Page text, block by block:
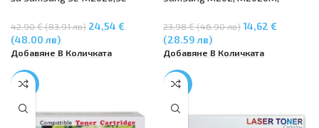
M2022, SL-M2022W, M2026, SL-
M2026W, M2070FW, M2071FH,
M2071W, M2078, M2078F,
42,90 € (83.91 лв) 24,54 €
(48.00 лв)
Добавяне В Количката
M2070M, M2070F, M2070FW
23,98 € (46.90 лв)14,62 €
(28.59 лв)
Добавяне В Количката
-12% -49%